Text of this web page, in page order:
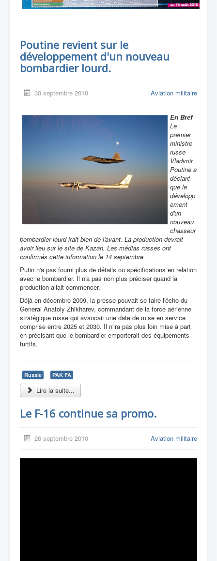
Poutine revient sur le
développement d'un nouveau
bombardier lourd.
30 septembre 2010 Aviation militaire
En Bref-
Le
premier
ministre
russe
Vladimir
Poutine a
déclaré
que le
développ
ement
d'un
nouveau
chasseur
bombardier lourd irait bien de l'avant. La production devrait
avoir lieu sur le site de Kazan. Les médias russes ont
confirmés cette information le 14 septembre.
Putin n'a pas fourni plus de détails ou spécifications en relation
avec le bombardier. Il n'a pas non plus préciser quand la
production allait commencer.
Déjà en décembre 2009, la presse pouvait se faire l'écho du
General Anatoly Zhikharev, commandant de la force aérienne
stratégique russe qui avancait une date de mise en service
comprise entre 2025 et 2030. Il n'ira pas plus loin mise à part
en précisant que le bombardier emporterait des équipements
furtifs.
Russie PAK FA
Lire la suite...
Le F-16 continue sa promo.
26 septembre 2010 Aviation militaire